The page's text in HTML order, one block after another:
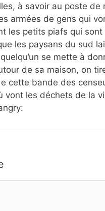
à savoir au poste de
armées de gens qui
les petits piafs qui
les paysans du sud
se mette à
de sa maison, on
cette bande des
vont les déchets de la